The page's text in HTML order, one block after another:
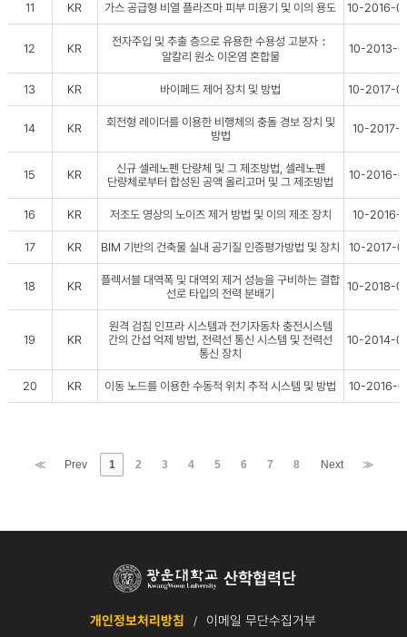
11 KR 가스 공급형 비열 플라즈마 피부 미용기 및 이의 용도 10-2016-
12 KR
전자주입 및 추출 층으로 유용한 수용성 고분자：
알칼리 원소 이온염 혼합물
10-2013-
13 KR 바이페드 제어 장치 및 방법 10-2017-
14 KR
회전형 레이더를 이용한 비행체의 충돌 경보 장치 및
방법
10-2017-
15 KR
신규 셀레노펜 단량체 및 그 제조방법, 셀레노펜
단량체로부터 합성된 공액 올리고머 및 그 제조방법
10-2016-
16 KR 저조도 영상의 노이즈 제거 방법 및 이의 제조 장치 10-2016-
17 KR BIM 기반의 건축물 실내 공기질 인증평가방법 및 장치 10-2017-
18 KR
플렉서블 대역폭 및 대역외 제거 성능을 구비하는 결합
선로 타입의 전력 분배기
10-2018-
19 KR
원격 검침 인프라 시스템과 전기자동차 충전시스템
간의 간섭 억제 방법, 전력선 통신 시스템 및 전력선
통신 장치
10-2014-
20 KR 이동 노드를 이용한 수동적 위치 추적 시스템 및 방법 10-2016-
≪ Prev 1 2 3 4 5 6 7 8 Next ≫
개인정보처리방침 이메일 무단수집거부